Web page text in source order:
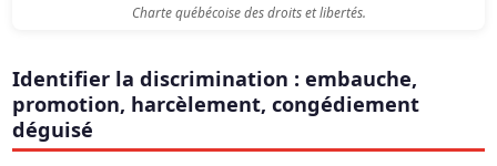
Charte québécoise des droits et libertés.
Identifier la discrimination : embauche,
promotion, harcèlement, congédiement
déguisé